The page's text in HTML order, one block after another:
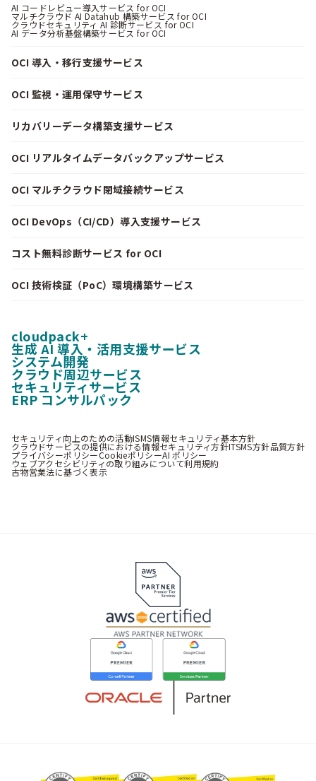
AI コードレビュー導入サービス for OCI
マルチクラウド AI Datahub 構築サービス for OCI
クラウドセキュリティ AI 診断サービス for OCI
AI データ分析基盤構築サービス for OCI
OCI 導入・移行支援サービス
OCI 監視・運用保守サービス
リカバリーデータ構築支援サービス
OCI リアルタイムデータバックアップサービス
OCI マルチクラウド閉域接続サービス
OCI DevOps（CI/CD）導入支援サービス
コスト無料診断サービス for OCI
OCI 技術検証（PoC）環境構築サービス
cloudpack+
生成 AI 導入・活用支援サービス
システム開発
クラウド周辺サービス
セキュリティサービス
ERP コンサルパック
セキュリティ向上のための活動ISMS情報セキュリティ基本方針
クラウドサービスの提供における情報セキュリティ方針ITSMS方針品質方針
プライバシーポリシーCookieポリシーAI ポリシー
ウェブアクセシビリティの取り組みについて利用規約
古物営業法に基づく表示